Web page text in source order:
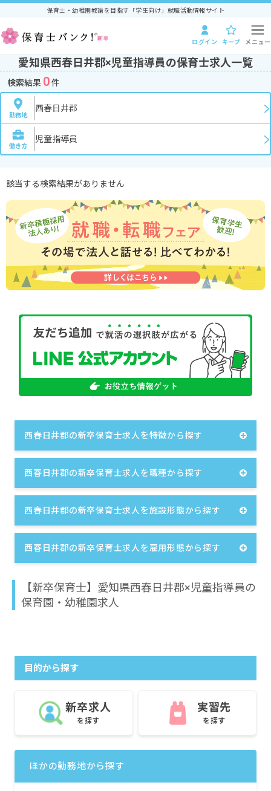
保育士・幼稚園教諭を目指す「学生向け」就職活動情報サイト
ログイン キープ メニュー
愛知県西春日井郡×児童指導員の保育士求人一覧
検索結果 0件
勤務地
西春日井郡
働き方
児童指導員
該当する検索結果がありません
西春日井郡の新卒保育士求人を特徴から探す
西春日井郡の新卒保育士求人を職種から探す
西春日井郡の新卒保育士求人を施設形態から探す
西春日井郡の新卒保育士求人を雇用形態から探す
【新卒保育士】愛知県西春日井郡×児童指導員の
保育園・幼稚園求人
目的から探す
新卒求人
を探す
実習先
を探す
ほかの勤務地から探す